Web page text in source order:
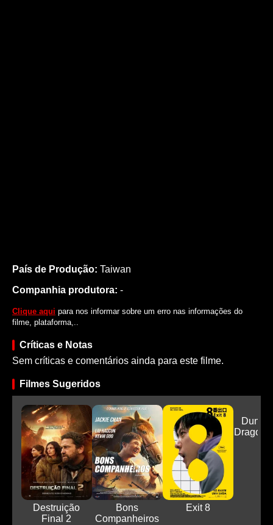
País de Produção: Taiwan
Companhia produtora: -
Clique aqui para nos informar sobre um erro nas informações do
filme, plataforma,..
Críticas e Notas
Sem críticas e comentários ainda para este filme.
Filmes Sugeridos
Destruição
Final 2
Bons
Companheiros
Exit 8